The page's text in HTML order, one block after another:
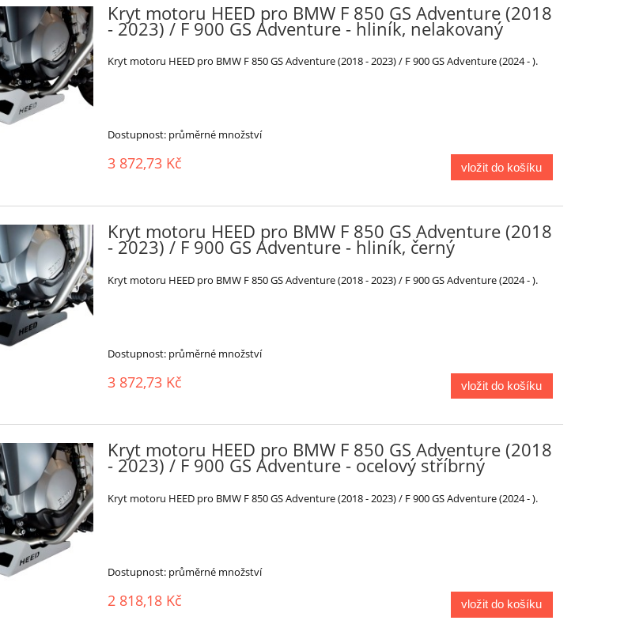
Kryt motoru HEED pro BMW F 850 GS Adventure (2018
- 2023) / F 900 GS Adventure - hliník, nelakovaný
Kryt motoru HEED pro BMW F 850 GS Adventure (2018 - 2023) / F 900 GS Adventure (2024 - ).
Dostupnost: průměrné množství
3 872,73 Kč vložit do košíku
Kryt motoru HEED pro BMW F 850 GS Adventure (2018
- 2023) / F 900 GS Adventure - hliník, černý
Kryt motoru HEED pro BMW F 850 GS Adventure (2018 - 2023) / F 900 GS Adventure (2024 - ).
Dostupnost: průměrné množství
3 872,73 Kč vložit do košíku
Kryt motoru HEED pro BMW F 850 GS Adventure (2018
- 2023) / F 900 GS Adventure - ocelový stříbrný
Kryt motoru HEED pro BMW F 850 GS Adventure (2018 - 2023) / F 900 GS Adventure (2024 - ).
Dostupnost: průměrné množství
2 818,18 Kč vložit do košíku